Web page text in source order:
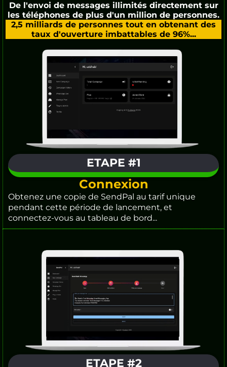
De l'envoi de messages illimités directement sur
les téléphones de plus d'un million de personnes.
2,5 milliards de personnes tout en obtenant des
taux d'ouverture imbattables de 96%...
ETAPE #1
Connexion
Obtenez une copie de SendPal au tarif unique
pendant cette période de lancement, et
connectez-vous au tableau de bord...
ETAPE #2